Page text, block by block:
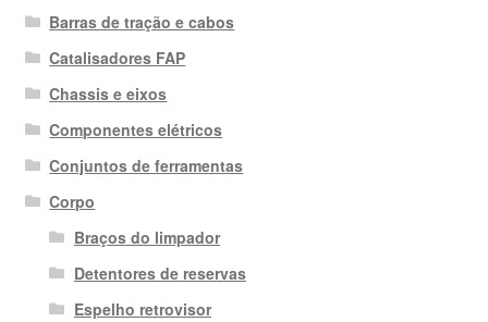
Barras de tração e cabos
Catalisadores FAP
Chassis e eixos
Componentes elétricos
Conjuntos de ferramentas
Corpo
Braços do limpador
Detentores de reservas
Espelho retrovisor